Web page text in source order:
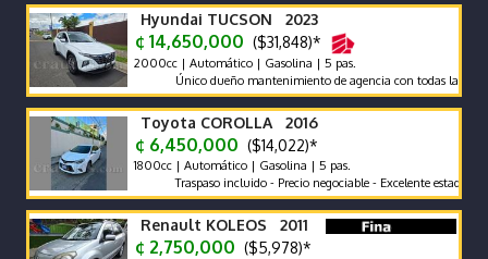
Hyundai TUCSON 2023
¢ 14,650,000 ($31,848)*
2000cc | Automático | Gasolina | 5 pas.
Único dueño mantenimiento de agencia con todas las
Toyota COROLLA 2016
¢ 6,450,000 ($14,022)*
1800cc | Automático | Gasolina | 5 pas.
Traspaso incluido - Precio negociable - Excelente estado
Renault KOLEOS 2011
¢ 2,750,000 ($5,978)*